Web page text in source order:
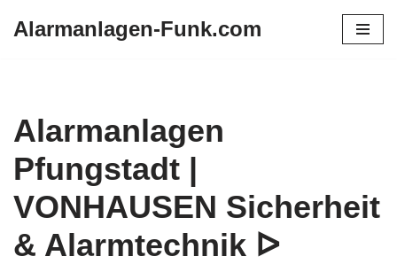
Alarmanlagen-Funk.com
Alarmanlagen
Pfungstadt |
VONHAUSEN Sicherheit
& Alarmtechnik ᐅ